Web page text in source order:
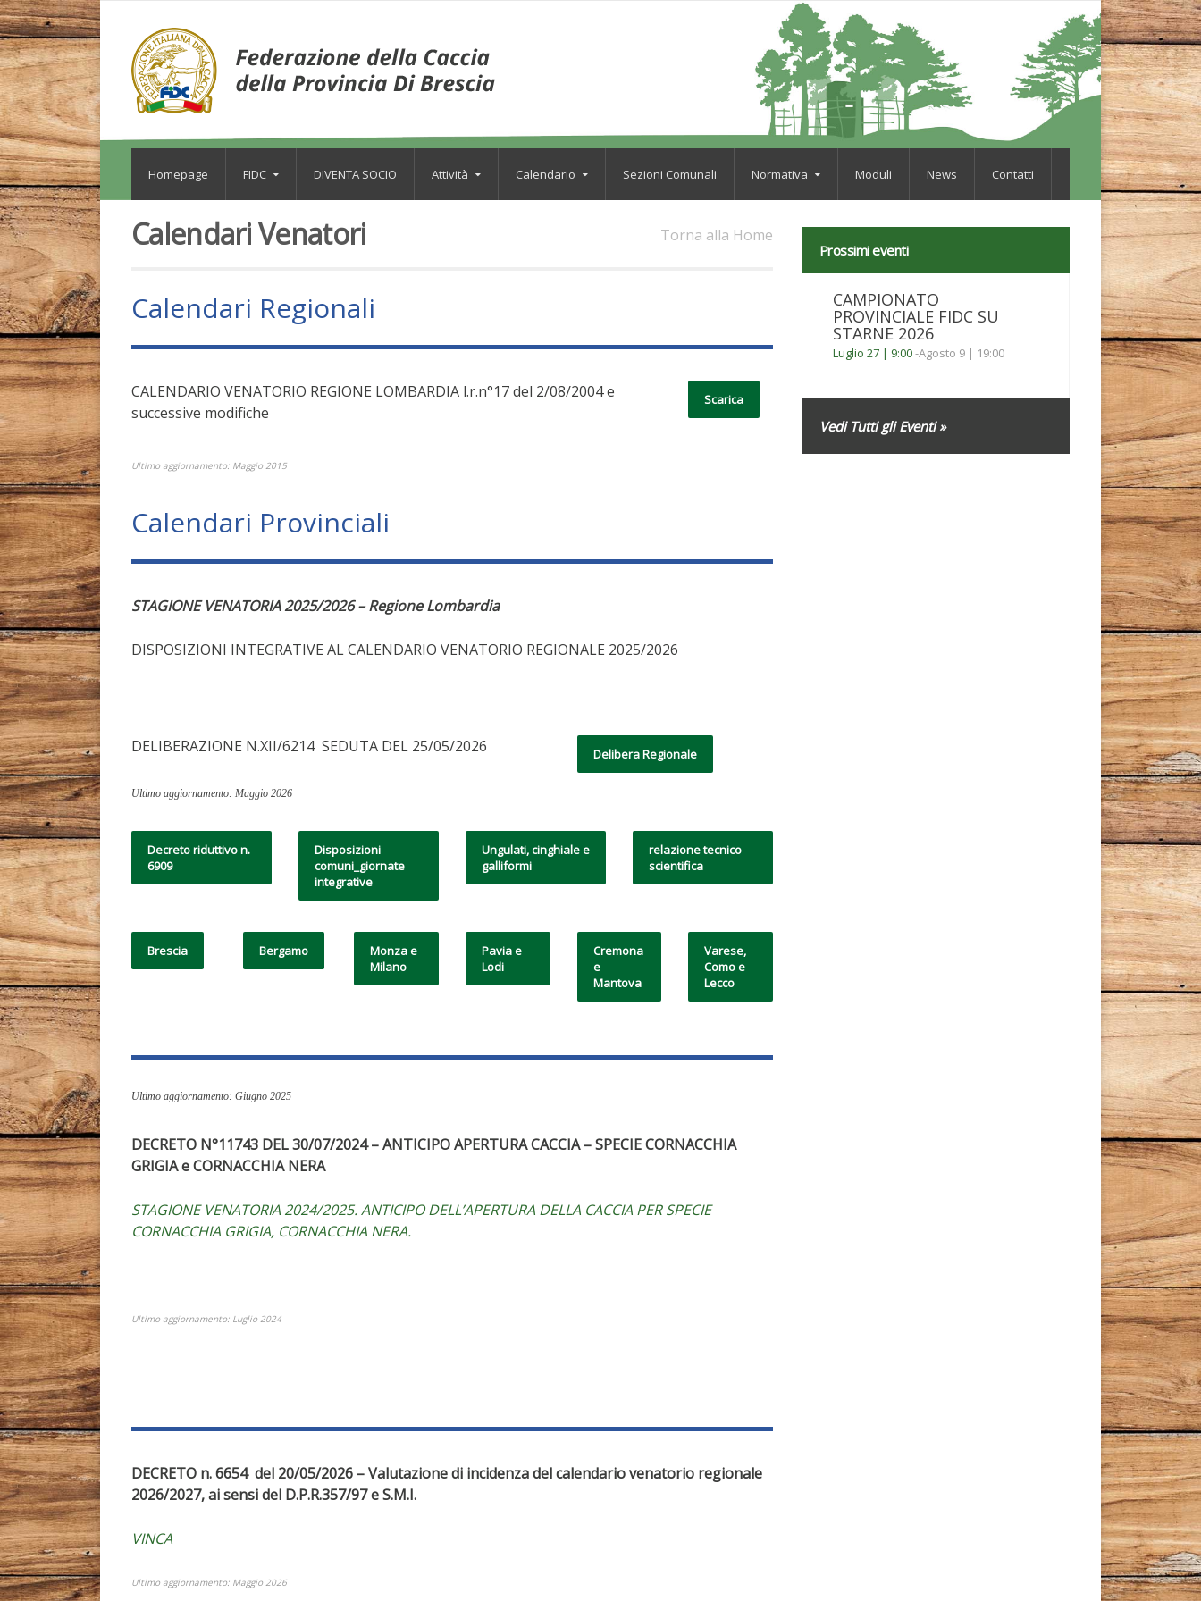
Homepage FIDC DIVENTA SOCIO Attività Calendario Sezioni Comunali Normativa Moduli News Contatti
Torna alla Home
Calendari Venatori
Calendari Regionali
CALENDARIO VENATORIO REGIONE LOMBARDIA l.r.n°17 del 2/08/2004 e
successive modifiche
Ultimo aggiornamento: Maggio 2015
Scarica
Calendari Provinciali
STAGIONE VENATORIA 2025/2026 – Regione Lombardia
DISPOSIZIONI INTEGRATIVE AL CALENDARIO VENATORIO REGIONALE 2025/2026
DELIBERAZIONE N.XII/6214 SEDUTA DEL 25/05/2026
Ultimo aggiornamento: Maggio 2026
Delibera Regionale
Decreto riduttivo n.
6909
Disposizioni
comuni_giornate
integrative
Ungulati, cinghiale e
galliformi
relazione tecnico
scientifica
Brescia Bergamo
Monza e
Milano
Pavia e
Lodi
Cremona
e
Mantova
Varese,
Como e
Lecco
Ultimo aggiornamento: Giugno 2025
DECRETO N°11743 DEL 30/07/2024– ANTICIPO APERTURA CACCIA – SPECIE CORNACCHIA
GRIGIA e CORNACCHIA NERA
STAGIONE VENATORIA 2024/2025. ANTICIPO DELL’APERTURA DELLA CACCIA PER SPECIE
CORNACCHIA GRIGIA, CORNACCHIA NERA.
Ultimo aggiornamento: Luglio 2024
DECRETO n. 6654 del 20/05/2026 –Valutazione di incidenza del calendario venatorio regionale
2026/2027, ai sensi del D.P.R.357/97 e S.M.I.
VINCA
Ultimo aggiornamento: Maggio 2026
Prossimi eventi
CAMPIONATO
PROVINCIALE FIDC SU
STARNE 2026
Luglio 27 | 9:00-Agosto 9 | 19:00
Vedi Tutti gli Eventi »